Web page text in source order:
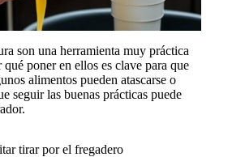
son una herramienta muy práctica
poner en ellos es clave para que
alimentos pueden atascarse o
seguir las buenas prácticas puede
tirar por el fregadero